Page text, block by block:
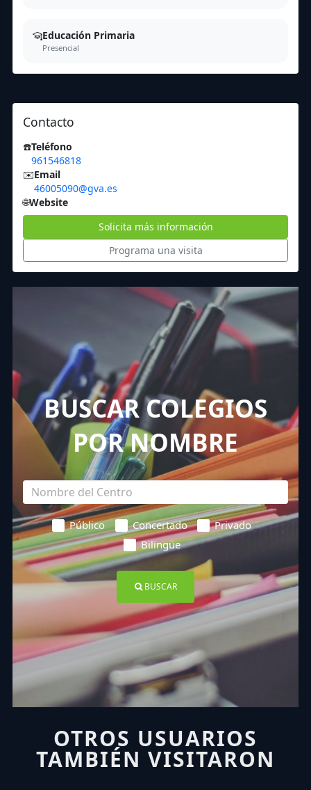
Educación Primaria
Presencial
Contacto
☎️Teléfono
961546818
✉️Email
46005090@gva.es
🌐Website
Solicita más información
Programa una visita
BUSCAR COLEGIOS
POR NOMBRE
Público Concertado
Privado
Bilingüe
BUSCAR
OTROS USUARIOS
TAMBIÉN VISITARON